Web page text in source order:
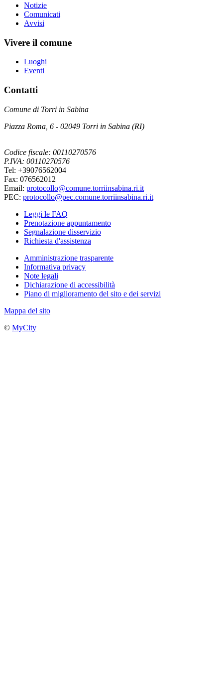
Notizie
Comunicati
Avvisi
Vivere il comune
Luoghi
Eventi
Contatti
Comune di Torri in Sabina
Piazza Roma, 6 - 02049 Torri in Sabina (RI)
Codice fiscale: 00110270576
P.IVA: 00110270576
Tel: +39076562004
Fax: 076562012
Email: protocollo@comune.torriinsabina.ri.it
PEC: protocollo@pec.comune.torriinsabina.ri.it
Leggi le FAQ
Prenotazione appuntamento
Segnalazione disservizio
Richiesta d'assistenza
Amministrazione trasparente
Informativa privacy
Note legali
Dichiarazione di accessibilità
Piano di miglioramento del sito e dei servizi
Mappa del sito
© MyCity